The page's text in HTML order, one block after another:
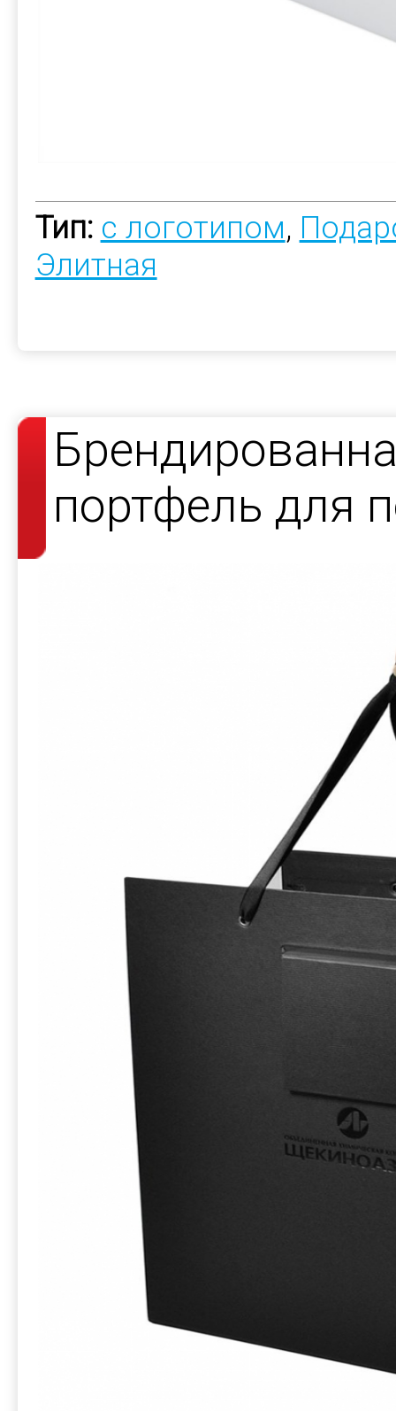
Тип: с логотипом,
Элитная
портфель для